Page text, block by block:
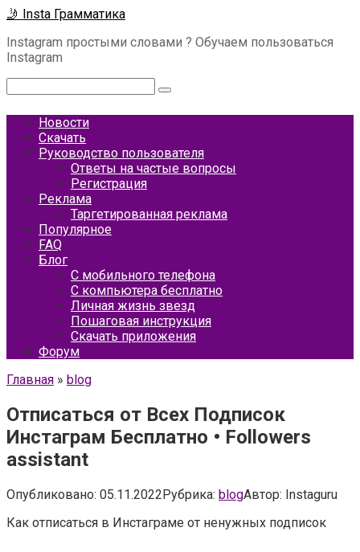
Перейти
контенту
🤳 Insta Грамматика
Instagram простыми словами ? Обучаем пользоваться
Instagram
Новости
Скачать
Руководство пользователя
Ответы на частые вопросы
Регистрация
Реклама
Таргетированная реклама
Популярное
FAQ
Блог
С мобильного телефона
С компьютера бесплатно
Личная жизнь звезд
Пошаговая инструкция
Скачать приложения
Форум
Главная » blog
Отписаться от Всех Подписок
Инстаграм Бесплатно • Followers
assistant
Опубликовано: 05.11.2022Рубрика: blogАвтор: Instaguru
Как отписаться в Инстаграме от ненужных подписок